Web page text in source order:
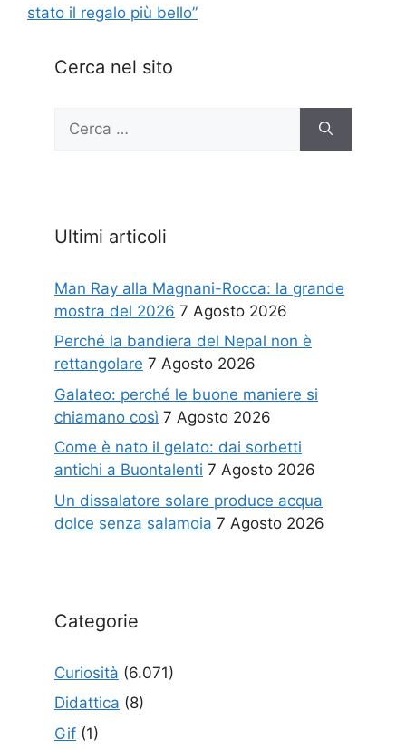
stato il regalo più bello”
Cerca nel sito
per:
Ultimi articoli
Man Ray alla Magnani-Rocca: la grande
mostra del 2026 7 Agosto 2026
Perché la bandiera del Nepal non è
rettangolare 7 Agosto 2026
Galateo: perché le buone maniere si
chiamano così 7 Agosto 2026
Come è nato il gelato: dai sorbetti
antichi a Buontalenti 7 Agosto 2026
Un dissalatore solare produce acqua
dolce senza salamoia 7 Agosto 2026
Categorie
Curiosità (6.071)
Didattica (8)
Gif (1)